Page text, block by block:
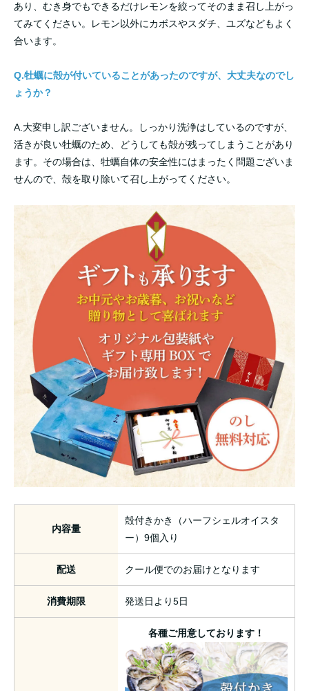
あり、むき身でもできるだけレモンを絞ってそのまま召し上がっ
てみてください。レモン以外にカボスやスダチ、ユズなどもよく
合います。
Q.牡蠣に殻が付いていることがあったのですが、大丈夫なのでし
ょうか？
A.大変申し訳ございません。しっかり洗浄はしているのですが、
活きが良い牡蠣のため、どうしても殻が残ってしまうことがあり
ます。その場合は、牡蠣自体の安全性にはまったく問題ございま
せんので、殻を取り除いて召し上がってください。
内容量
殻付きかき（ハーフシェルオイスタ
ー）9個入り
配送 クール便でのお届けとなります
消費期限 発送日より5日
各種ご用意しております！